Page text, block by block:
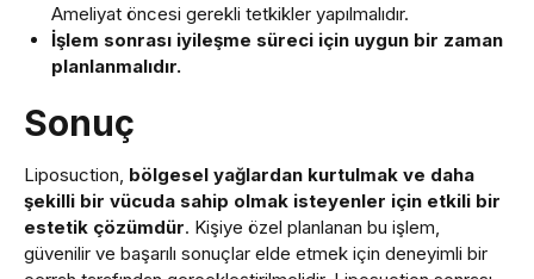
Ameliyat öncesi gerekli tetkikler yapılmalıdır.
İşlem sonrası iyileşme süreci için uygun bir zaman
planlanmalıdır.
Sonuç
Liposuction, bölgesel yağlardan kurtulmak ve daha
şekilli bir vücuda sahip olmak isteyenler için etkili bir
estetik çözümdür. Kişiye özel planlanan bu işlem,
güvenilir ve başarılı sonuçlar elde etmek için deneyimli bir